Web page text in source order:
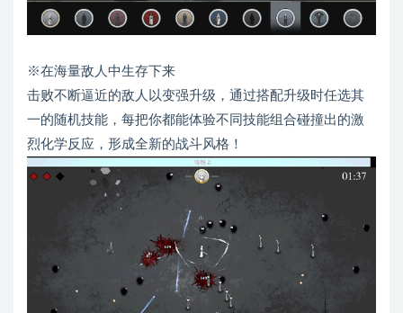
※在海量敌人中生存下来
击败不断逼近的敌人以变强升级，通过搭配升级时任选其
一的随机技能，每把你都能体验不同技能组合碰撞出的激
烈化学反应，形成全新的战斗风格！